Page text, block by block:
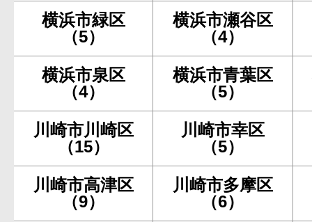
横浜市緑区
（5）
横浜市瀬谷区
（4）
横浜市泉区
（4）
横浜市青葉区
（5）
川崎市川崎区
（15）
川崎市幸区
（5）
川崎市高津区
（9）
川崎市多摩区
（6）